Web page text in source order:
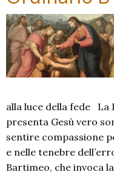
alla luce della fede La
presenta Gesù vero
sentire compassione
e nelle tenebre
Bartimeo, che invoca